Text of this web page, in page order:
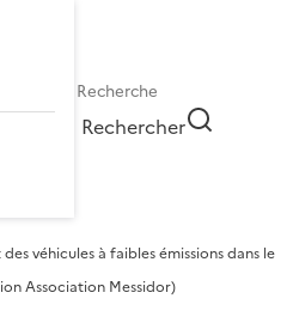
Rechercher
des véhicules à faibles émissions dans le
Association Messidor)